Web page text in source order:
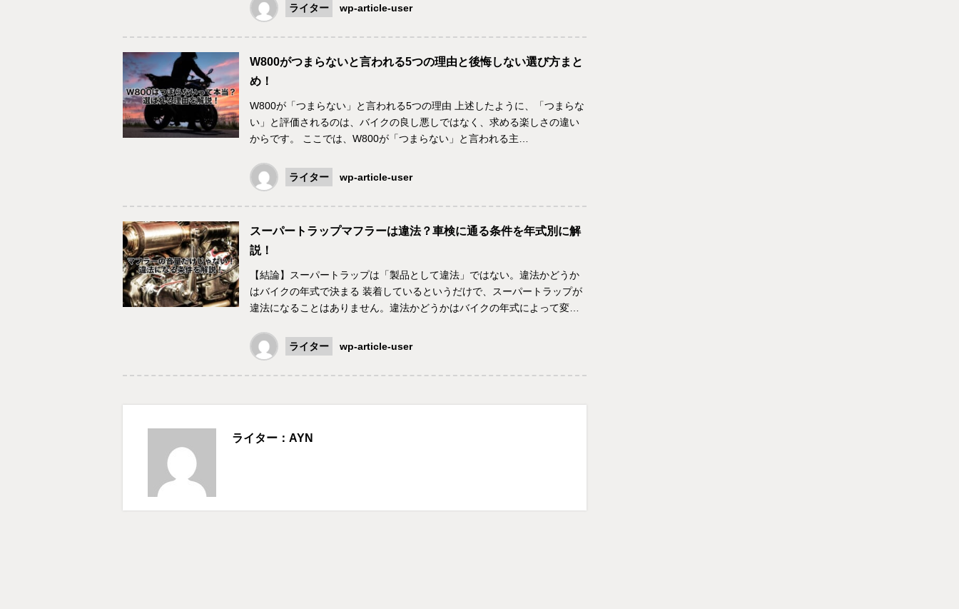
ライター wp-article-user
W800がつまらないと言われる5つの理由と後悔しない選び方まと
め！
W800が「つまらない」と言われる5つの理由 上述したように、「つまらな
い」と評価されるのは、バイクの良し悪しではなく、求める楽しさの違い
からです。 ここでは、W800が「つまらない」と言われる主…
ライター wp-article-user
スーパートラップマフラーは違法？車検に通る条件を年式別に解
説！
【結論】スーパートラップは「製品として違法」ではない。違法かどうか
はバイクの年式で決まる 装着しているというだけで、スーパートラップが
違法になることはありません。違法かどうかはバイクの年式によって変…
ライター wp-article-user
ライター：AYN